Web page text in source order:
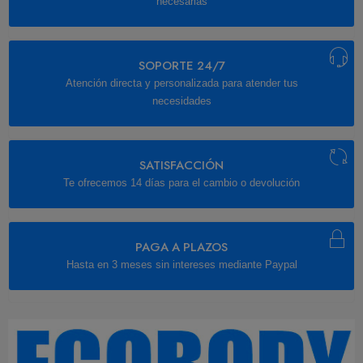
SOPORTE 24/7
Atención directa y personalizada para atender tus
necesidades
SATISFACCIÓN
Te ofrecemos 14 días para el cambio o devolución
PAGA A PLAZOS
Hasta en 3 meses sin intereses mediante Paypal